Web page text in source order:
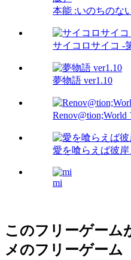
本能 :いのちのな
サイコロサイコ -
夢物語 ver1.10
Renov@tion;World
愛を喰らえば彼
mi
このフリーゲーム
メのフリーゲーム